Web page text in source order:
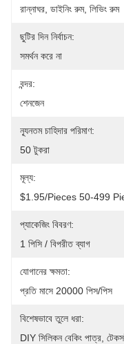
রান্নাঘর, ডাইনিং রুম, লিভিং রুম
ছুটির দিন নির্বাচন:
সমর্থন করে না
বন্দর:
শেনজেন
ন্যূনতম চাহিদার পরিমাণ:
50 টুকরা
মূল্য:
$1.95/pieces 50-499
প্যাকেজিং বিবরণ:
1 পিসি / বিপরীত ব্যাগ
যোগানের ক্ষমতা:
প্রতি মাসে 20000 পিস/পিস
বিশেষভাবে তুলে ধরা:
DIY সিলিকন বেকিং পাত্র